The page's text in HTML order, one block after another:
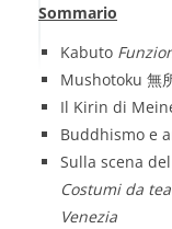
Sommario
Kabuto
Mushotoku 無
Il Kirin di
Buddhismo e
Sulla scena
Costumi da
Venezia